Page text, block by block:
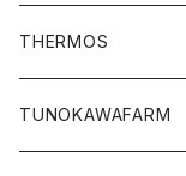
THERMOS
TUNOKAWAFARM